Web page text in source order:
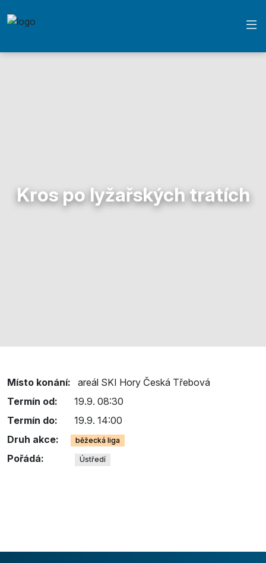
Kros po lyžařských tratích
Místo konání:
areál SKI Hory Česká Třebová
Termín od:
19.9. 08:30
Termín do:
19.9. 14:00
Druh akce:
běžecká liga
Pořádá: Ústředí